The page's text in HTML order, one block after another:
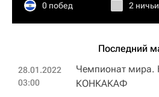
0 побед 2 ничьи
Последний
28.01.2022
03:00
Чемпионат мира.
КОНКАКАФ